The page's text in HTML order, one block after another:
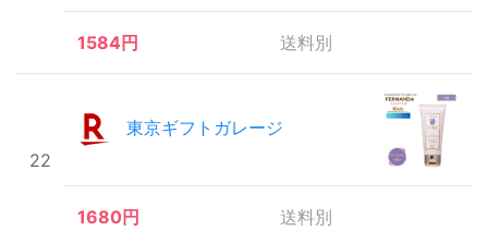
1584円 送料別
22
東京ギフトガレージ
1680円 送料別